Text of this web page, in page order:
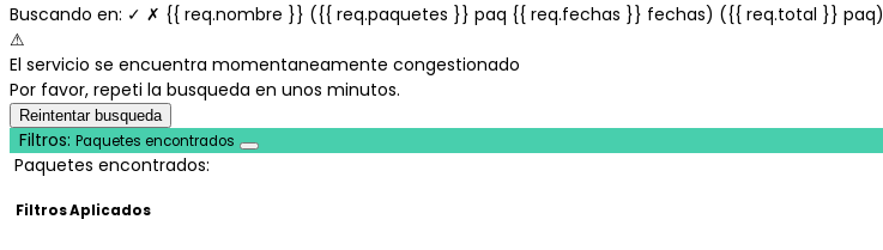
Buscando en: ✓ ✗ {{ req.nombre }} ({{ req.paquetes }} paq {{ req.fechas }} fechas) ({{ req.total }} paq)
⚠
El servicio se encuentra momentaneamente congestionado
Por favor, repeti la busqueda en unos minutos.
Reintentar busqueda
Filtros: Paquetes encontrados
Paquetes encontrados:
Filtros Aplicados